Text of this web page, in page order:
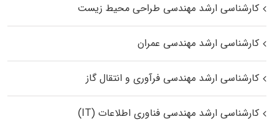
کارشناسی ارشد مهندسی طراحی محیط زیست
کارشناسی ارشد مهندسی عمران
کارشناسی ارشد مهندسی فرآوری و انتقال گاز
کارشناسی ارشد مهندسی فناوری اطلاعات (IT)